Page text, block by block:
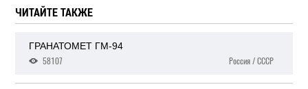
ЧИТАЙТЕ ТАКЖЕ
ГРАНАТОМЕТ ГМ-94
58107
Россия / СССР